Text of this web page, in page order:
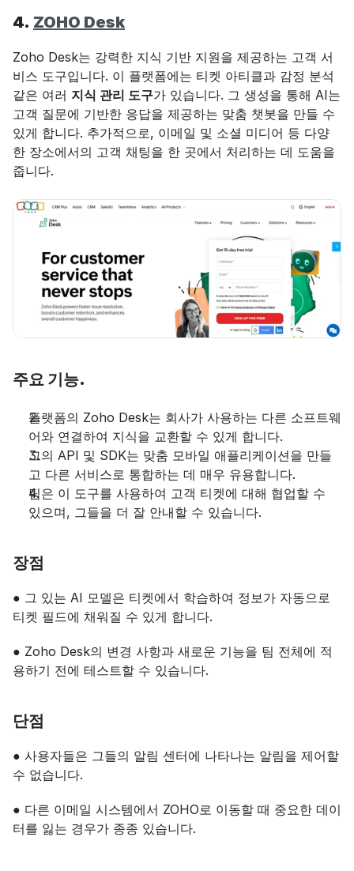
4. ZOHO Desk
Zoho Desk는 강력한 지식 기반 지원을 제공하는 고객 서
비스 도구입니다. 이 플랫폼에는 티켓 아티클과 감정 분석
같은 여러 지식 관리 도구가 있습니다. 그 생성을 통해 AI는
고객 질문에 기반한 응답을 제공하는 맞춤 챗봇을 만들 수
있게 합니다. 추가적으로, 이메일 및 소셜 미디어 등 다양
한 장소에서의 고객 채팅을 한 곳에서 처리하는 데 도움을
줍니다.
주요 기능.
플랫폼의 Zoho Desk는 회사가 사용하는 다른 소프트웨
어와 연결하여 지식을 교환할 수 있게 합니다.
그의 API 및 SDK는 맞춤 모바일 애플리케이션을 만들
고 다른 서비스로 통합하는 데 매우 유용합니다.
팀은 이 도구를 사용하여 고객 티켓에 대해 협업할 수
있으며, 그들을 더 잘 안내할 수 있습니다.
장점
● 그 있는 AI 모델은 티켓에서 학습하여 정보가 자동으로
티켓 필드에 채워질 수 있게 합니다.
● Zoho Desk의 변경 사항과 새로운 기능을 팀 전체에 적
용하기 전에 테스트할 수 있습니다.
단점
● 사용자들은 그들의 알림 센터에 나타나는 알림을 제어할
수 없습니다.
● 다른 이메일 시스템에서 ZOHO로 이동할 때 중요한 데이
터를 잃는 경우가 종종 있습니다.